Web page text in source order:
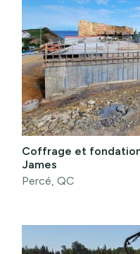
Coffrage et
James
Percé, QC